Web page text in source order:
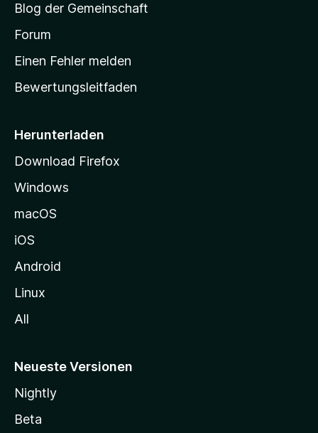
t
a
r
s
i
e
g
e
n
Blog der Gemeinschaft
Forum
Einen Fehler melden
Bewertungsleitfaden
Herunterladen
Download Firefox
Windows
macOS
iOS
Android
Linux
All
Neueste Versionen
Nightly
Beta